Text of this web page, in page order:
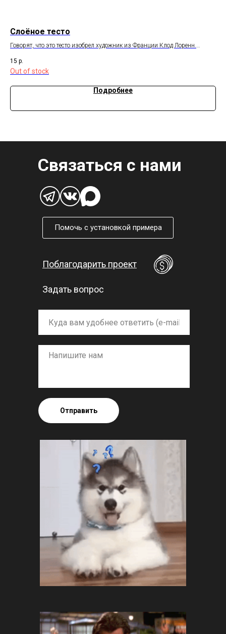
Слоёное тесто
Говорят, что это тесто изобрел художник из Франции Клод Лоренн.
тортов, например, знаменитый торт Наполеон.
15 р.
Out of stock
Подробнее
Связаться с нами
Отправить
Поблагодарить проект
Задать вопрос
Помочь с установкой примера